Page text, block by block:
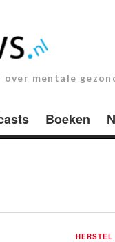
mentale
Boeken
HERSTEL